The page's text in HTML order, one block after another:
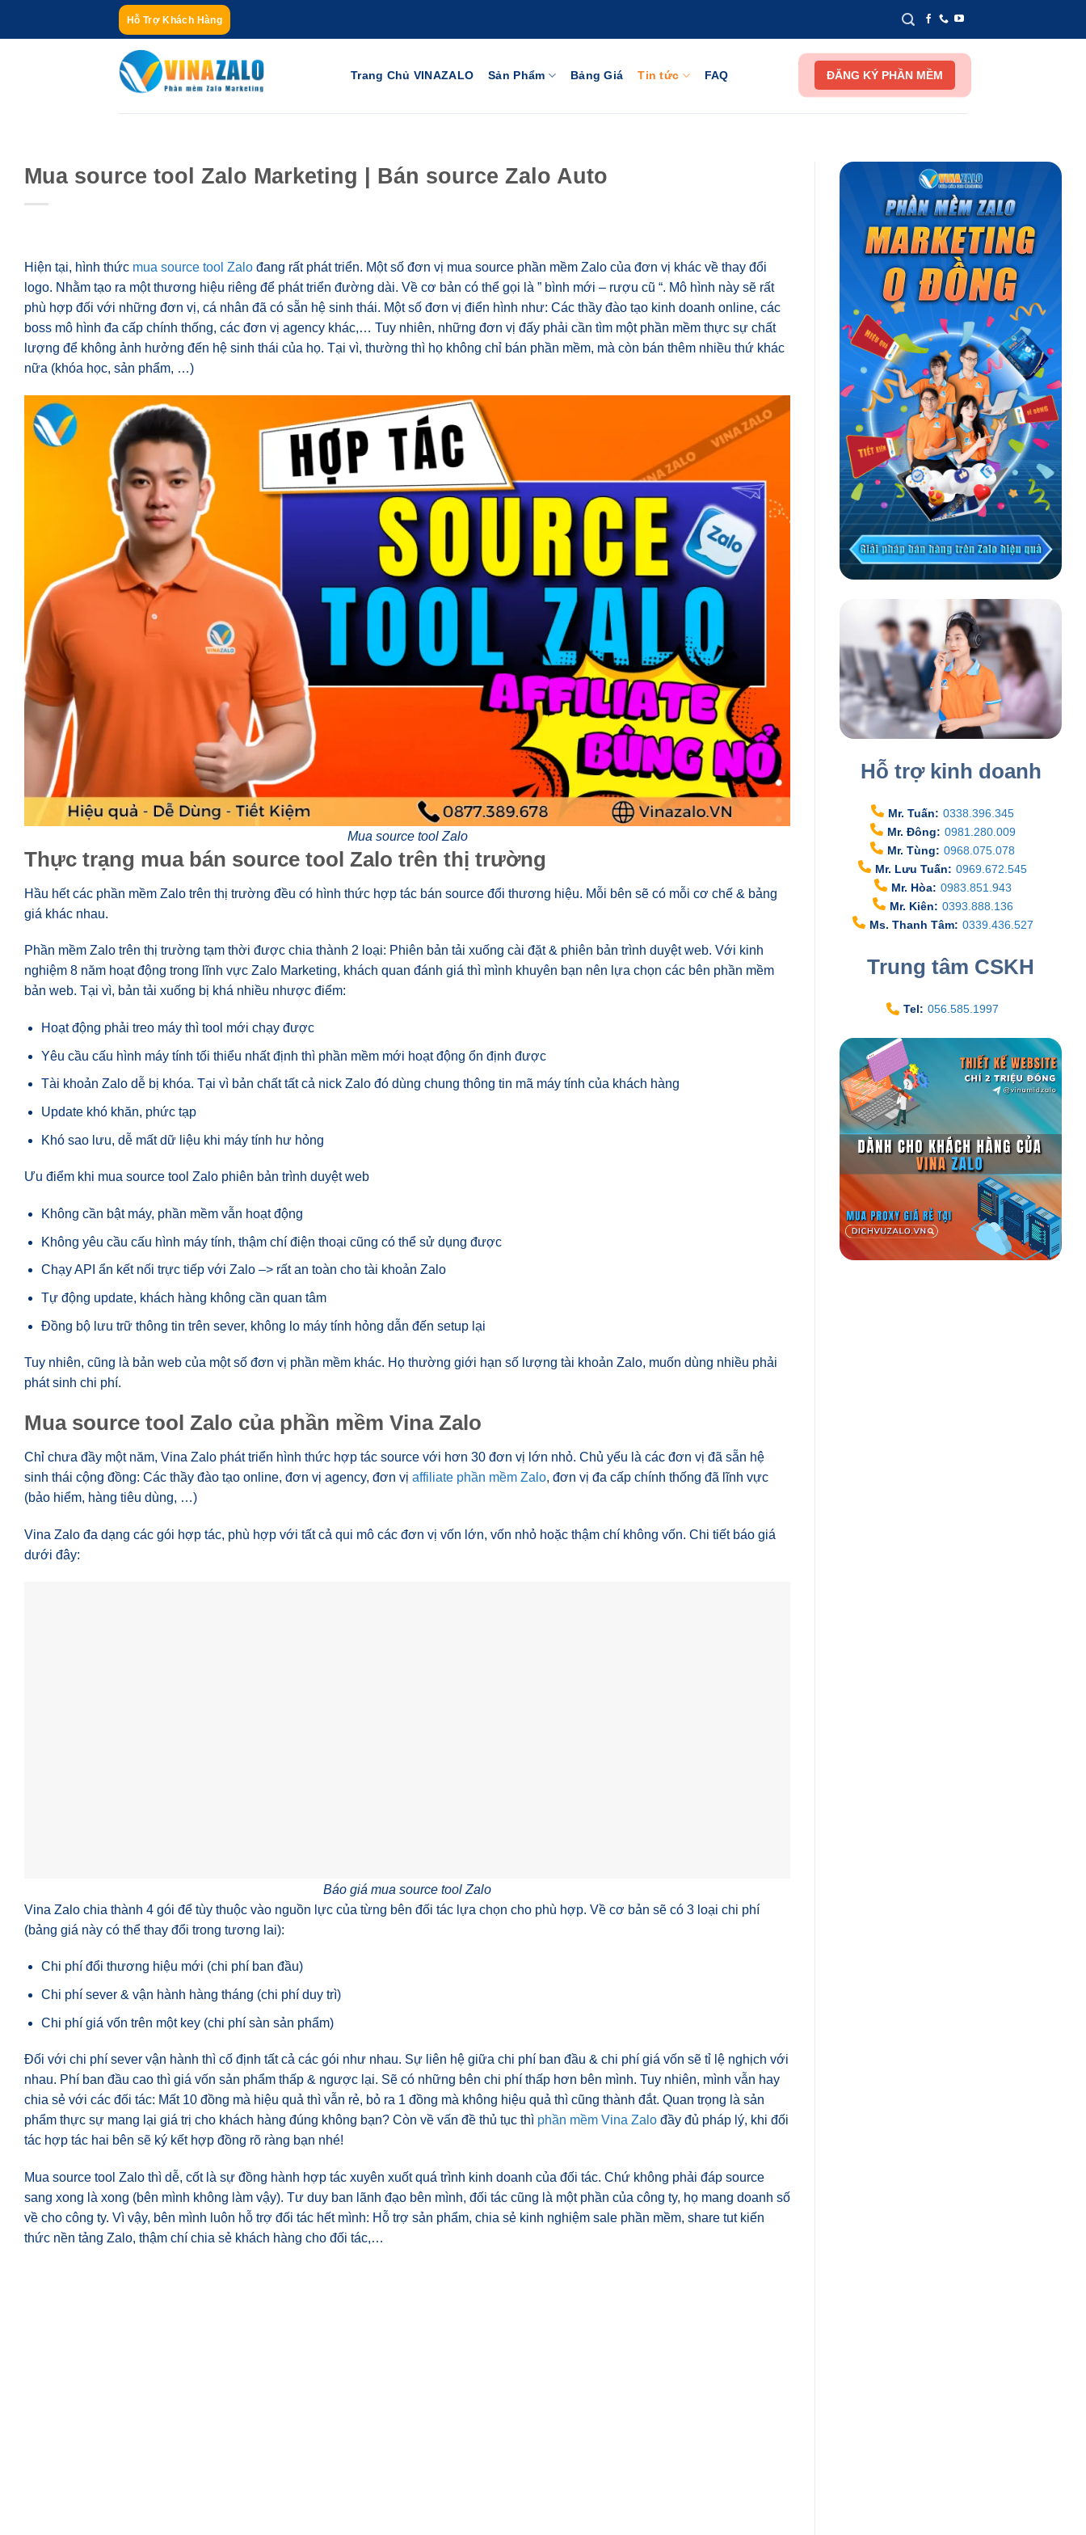
Hỗ Trợ Khách Hàng
Trang Chủ VINAZALO Sản Phẩm Bảng Giá Tin tức FAQ ĐĂNG KÝ PHẦN MỀM
Mua source tool Zalo Marketing | Bán source Zalo Auto
Hiện tại, hình thức mua source tool Zalo đang rất phát triển. Một số đơn vị mua source phần mềm Zalo của đơn vị khác về thay đổi
logo. Nhằm tạo ra một thương hiệu riêng để phát triển đường dài. Về cơ bản có thể gọi là ” bình mới – rượu cũ “. Mô hình này sẽ rất
phù hợp đối với những đơn vị, cá nhân đã có sẵn hệ sinh thái. Một số đơn vị điển hình như: Các thầy đào tạo kinh doanh online, các
boss mô hình đa cấp chính thống, các đơn vị agency khác,… Tuy nhiên, những đơn vị đấy phải cần tìm một phần mềm thực sự chất
lượng để không ảnh hưởng đến hệ sinh thái của họ. Tại vì, thường thì họ không chỉ bán phần mềm, mà còn bán thêm nhiều thứ khác
nữa (khóa học, sản phẩm, …)
Mua source tool Zalo
Thực trạng mua bán source tool Zalo trên thị trường
Hầu hết các phần mềm Zalo trên thị trường đều có hình thức hợp tác bán source đổi thương hiệu. Mỗi bên sẽ có mỗi cơ chế & bảng
giá khác nhau.
Phần mềm Zalo trên thị trường tạm thời được chia thành 2 loại: Phiên bản tải xuống cài đặt & phiên bản trình duyệt web. Với kinh
nghiệm 8 năm hoạt động trong lĩnh vực Zalo Marketing, khách quan đánh giá thì mình khuyên bạn nên lựa chọn các bên phần mềm
bản web. Tại vì, bản tải xuống bị khá nhiều nhược điểm:
Hoạt động phải treo máy thì tool mới chạy được
Yêu cầu cấu hình máy tính tối thiểu nhất định thì phần mềm mới hoạt động ổn định được
Tài khoản Zalo dễ bị khóa. Tại vì bản chất tất cả nick Zalo đó dùng chung thông tin mã máy tính của khách hàng
Update khó khăn, phức tạp
Khó sao lưu, dễ mất dữ liệu khi máy tính hư hỏng
Ưu điểm khi mua source tool Zalo phiên bản trình duyệt web
Không cần bật máy, phần mềm vẫn hoạt động
Không yêu cầu cấu hình máy tính, thậm chí điện thoại cũng có thể sử dụng được
Chạy API ẩn kết nối trực tiếp với Zalo –> rất an toàn cho tài khoản Zalo
Tự động update, khách hàng không cần quan tâm
Đồng bộ lưu trữ thông tin trên sever, không lo máy tính hỏng dẫn đến setup lại
Tuy nhiên, cũng là bản web của một số đơn vị phần mềm khác. Họ thường giới hạn số lượng tài khoản Zalo, muốn dùng nhiều phải
phát sinh chi phí.
Mua source tool Zalo của phần mềm Vina Zalo
Chỉ chưa đầy một năm, Vina Zalo phát triển hình thức hợp tác source với hơn 30 đơn vị lớn nhỏ. Chủ yếu là các đơn vị đã sẵn hệ
sinh thái cộng đồng: Các thầy đào tạo online, đơn vị agency, đơn vị affiliate phần mềm Zalo, đơn vị đa cấp chính thống đã lĩnh vực
(bảo hiểm, hàng tiêu dùng, …)
Vina Zalo đa dạng các gói hợp tác, phù hợp với tất cả qui mô các đơn vị vốn lớn, vốn nhỏ hoặc thậm chí không vốn. Chi tiết báo giá
dưới đây:
Báo giá mua source tool Zalo
Vina Zalo chia thành 4 gói để tùy thuộc vào nguồn lực của từng bên đối tác lựa chọn cho phù hợp. Về cơ bản sẽ có 3 loại chi phí
(bảng giá này có thể thay đổi trong tương lai):
Chi phí đổi thương hiệu mới (chi phí ban đầu)
Chi phí sever & vận hành hàng tháng (chi phí duy trì)
Chi phí giá vốn trên một key (chi phí sàn sản phẩm)
Đối với chi phí sever vận hành thì cố định tất cả các gói như nhau. Sự liên hệ giữa chi phí ban đầu & chi phí giá vốn sẽ tỉ lệ nghịch với
nhau. Phí ban đầu cao thì giá vốn sản phẩm thấp & ngược lại. Sẽ có những bên chi phí thấp hơn bên mình. Tuy nhiên, mình vẫn hay
chia sẻ với các đối tác: Mất 10 đồng mà hiệu quả thì vẫn rẻ, bỏ ra 1 đồng mà không hiệu quả thì cũng thành đắt. Quan trọng là sản
phẩm thực sự mang lại giá trị cho khách hàng đúng không bạn? Còn về vấn đề thủ tục thì phần mềm Vina Zalo đầy đủ pháp lý, khi đối
tác hợp tác hai bên sẽ ký kết hợp đồng rõ ràng bạn nhé!
Mua source tool Zalo thì dễ, cốt là sự đồng hành hợp tác xuyên xuốt quá trình kinh doanh của đối tác. Chứ không phải đáp source
sang xong là xong (bên mình không làm vậy). Tư duy ban lãnh đạo bên mình, đối tác cũng là một phần của công ty, họ mang doanh số
về cho công ty. Vì vậy, bên mình luôn hỗ trợ đối tác hết mình: Hỗ trợ sản phẩm, chia sẻ kinh nghiệm sale phần mềm, share tut kiến
thức nền tảng Zalo, thậm chí chia sẻ khách hàng cho đối tác,…
Hỗ trợ kinh doanh
Mr. Tuấn: 0338.396.345
Mr. Đông: 0981.280.009
Mr. Tùng: 0968.075.078
Mr. Lưu Tuấn: 0969.672.545
Mr. Hòa: 0983.851.943
Mr. Kiên: 0393.888.136
Ms. Thanh Tâm: 0339.436.527
Trung tâm CSKH
Tel: 056.585.1997